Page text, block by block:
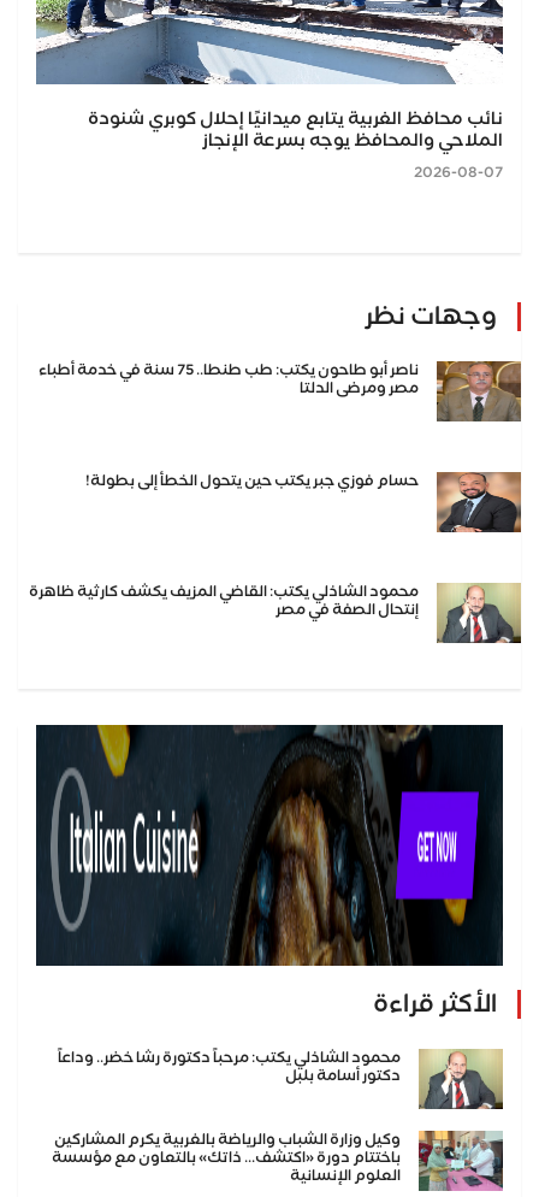
نائب محافظ الغربية يتابع ميدانيًا إحلال كوبري شنودة
الملاحي والمحافظ يوجه بسرعة الإنجاز
2026-08-07
وجهات نظر
ناصر أبو طاحون يكتب: طب طنطا.. 75 سنة في خدمة أطباء
مصر ومرضى الدلتا
حسام فوزي جبر يكتب حين يتحول الخطأ إلى بطولة!
محمود الشاذلي يكتب: القاضي المزيف يكشف كارثية ظاهرة
إنتحال الصفة في مصر
الأكثر قراءة
محمود الشاذلي يكتب: مرحباً دكتورة رشا خضر.. وداعاً
دكتور أسامة بلبل
وكيل وزارة الشباب والرياضة بالغربية يكرم المشاركين
باختتام دورة «اكتشف... ذاتك» بالتعاون مع مؤسسة
العلوم الإنسانية